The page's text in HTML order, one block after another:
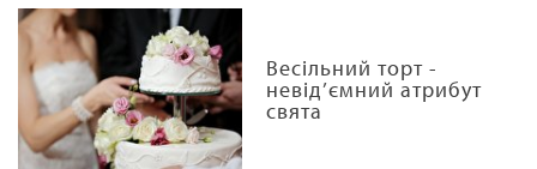
Весільний торт -
невід’ємний атрибут
свята